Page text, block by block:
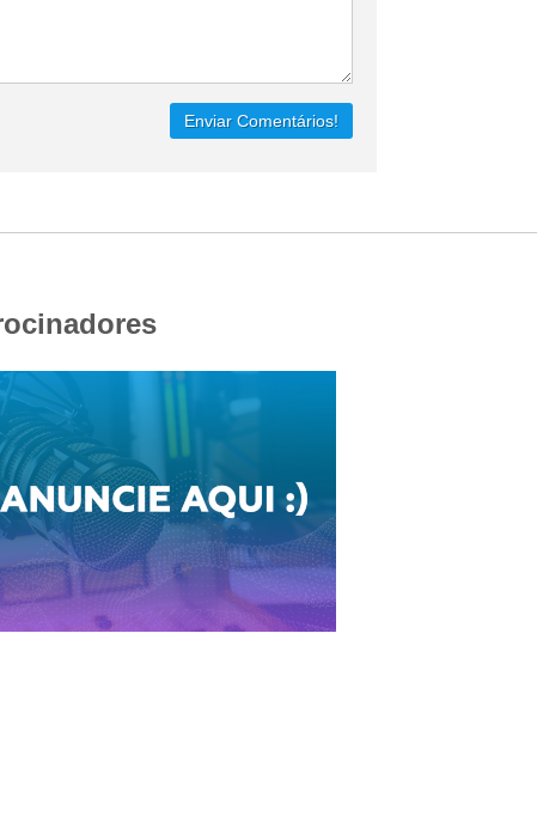
Enviar Comentários!